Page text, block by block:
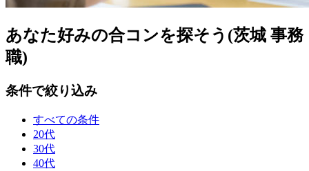
あなた好みの合コンを探そう(茨城 事務
職)
条件で絞り込み
すべての条件
20代
30代
40代